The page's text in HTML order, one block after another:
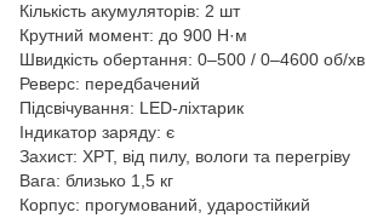
Кількість акумуляторів: 2 шт
Крутний момент: до 900 Н·м
Швидкість обертання: 0–500 / 0–4600 об/хв
Реверс: передбачений
Підсвічування: LED-ліхтарик
Індикатор заряду: є
Захист: XPT, від пилу, вологи та перегріву
Вага: близько 1,5 кг
Корпус: прогумований, ударостійкий